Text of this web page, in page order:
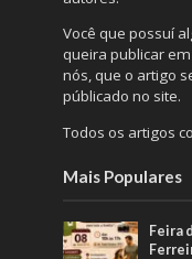
Você que possuí
queira publicar
nós, que o artigo
públicado no site.
Todos os artigos
Mais Populares
Feira